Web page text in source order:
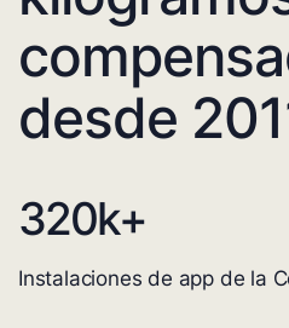
desde
320k+
Instalaciones de app de la